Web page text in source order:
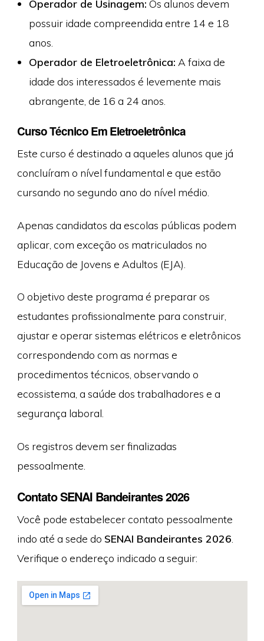
Operador de Usinagem: Os alunos devem
possuir idade compreendida entre 14 e 18
anos.
Operador de Eletroeletrônica: A faixa de
idade dos interessados é levemente mais
abrangente, de 16 a 24 anos.
Curso Técnico Em Eletroeletrônica
Este curso é destinado a aqueles alunos que já
concluíram o nível fundamental e que estão
cursando no segundo ano do nível médio.
Apenas candidatos da escolas públicas podem
aplicar, com exceção os matriculados no
Educação de Jovens e Adultos (EJA).
O objetivo deste programa é preparar os
estudantes profissionalmente para construir,
ajustar e operar sistemas elétricos e eletrônicos
correspondendo com as normas e
procedimentos técnicos, observando o
ecossistema, a saúde dos trabalhadores e a
segurança laboral.
Os registros devem ser finalizadas
pessoalmente.
Contato SENAI Bandeirantes 2026
Você pode estabelecer contato pessoalmente
indo até a sede do SENAI Bandeirantes 2026
Verifique o endereço indicado a seguir: